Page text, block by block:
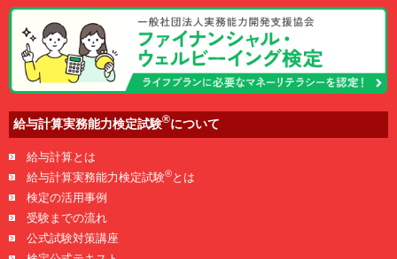
給与計算実務能力検定試験®について
給与計算とは
給与計算実務能力検定試験®とは
検定の活用事例
受験までの流れ
公式試験対策講座